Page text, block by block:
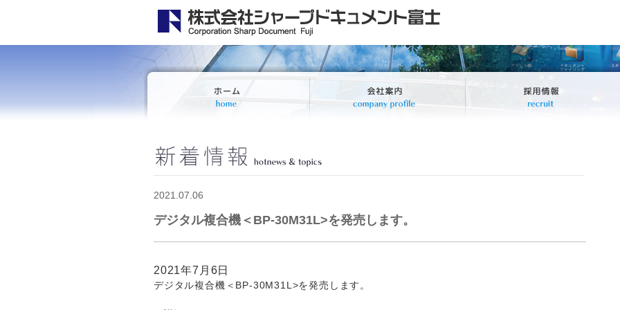
2021.07.06
デジタル複合機＜BP-30M31L>を発売します。
2021年7 月 6日
デジタル複合機＜ BP-30M31L>を発売します。